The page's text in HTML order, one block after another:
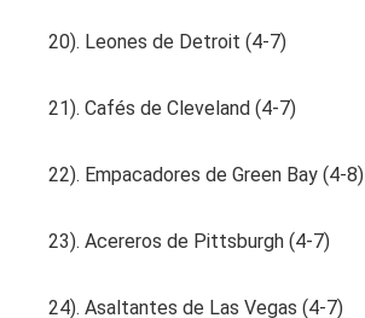
20). Leones de Detroit (4-7)
21). Cafés de Cleveland (4-7)
22). Empacadores de Green Bay (4-8)
23). Acereros de Pittsburgh (4-7)
24). Asaltantes de Las Vegas (4-7)